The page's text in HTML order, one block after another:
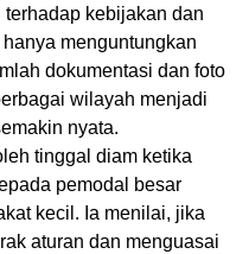
kebijakan dan
menguntungkan
dokumentasi dan foto
wilayah menjadi
nyata.
tinggal diam ketika
pemodal besar
kecil. Ia menilai, jika
aturan dan menguasai